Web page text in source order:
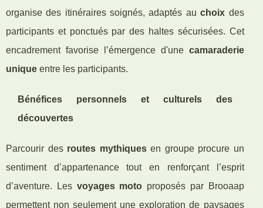
organise des itinéraires soignés, adaptés auchoix des
participants et ponctués par des haltes sécurisées. Cet
encadrement favorise l’émergence d'une camaraderie
unique entre les participants.
Bénéfices personnels et culturels des
découvertes
Parcourir des routes mythiquesen groupe procure un
sentiment d’appartenance tout en renforçant l’esprit
d’aventure. Les voyages moto proposés par Brooaap
permettent non seulement une exploration de paysages